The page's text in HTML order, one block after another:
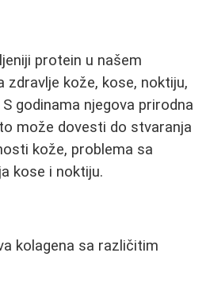
protein u našem
zdravlje kože, kose, noktiju,
godinama njegova prirodna
može dovesti do stvaranja
kože, problema sa
kose i noktiju.
kolagena sa različitim